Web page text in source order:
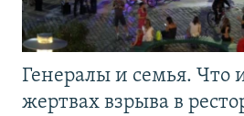
Генералы и семья. Что
жертвах взрыва в